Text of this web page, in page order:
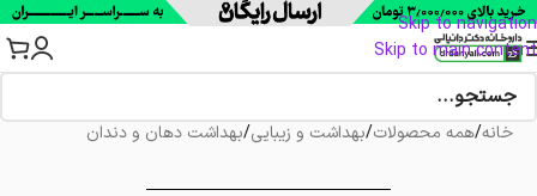
Skip to navigation
Skip to main content
خانه/همه محصولات/بهداشت و زیبایی/بهداشت دهان و دندان